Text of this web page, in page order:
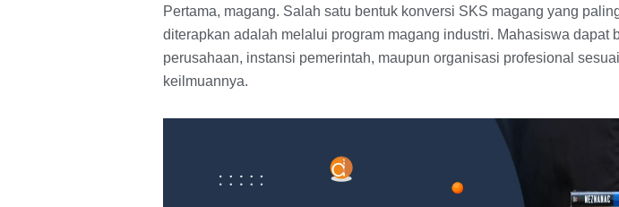
Pertama, magang. Salah satu bentuk konversi SKS magang yang
diterapkan adalah melalui program magang industri. Mahasiswa dapat
perusahaan, instansi pemerintah, maupun organisasi profesional
keilmuannya.